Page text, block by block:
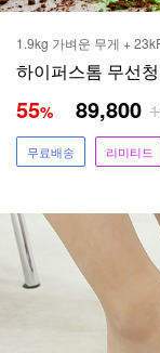
1.9kg 가벼운 무게 +
하이퍼스톰 무선
55% 89,800
무료배송 리미티드